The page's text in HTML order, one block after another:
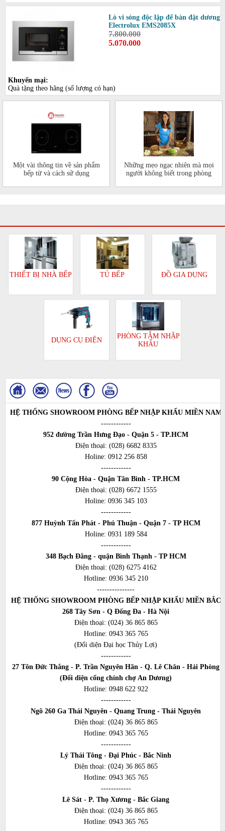
Lò vi sóng độc lập để bàn đặt dương
Electrolux EMS2085X
7.800.000
5.070.000
Khuyến mại:
Quà tặng theo hãng (số lượng có hạn)
Một vài thông tin về sản phẩm
bếp từ và cách sử dụng
Những mẹo ngạc nhiên mà mọi
người không biết trong phòng
THIẾT BỊ NHÀ BẾP TỦ BẾP ĐỒ GIA DỤNG
DỤNG CỤ ĐIỆN
PHÒNG TẮM NHẬP
KHẨU
HỆ THỐNG SHOWROOM PHÒNG BẾP NHẬP KHẨU MIỀN NAM
------------
952 đường Trần Hưng Đạo - Quận 5 - TP.HCM
Điện thoại: (028) 6682 8335
Holine: 0912 256 858
------------
90 Cộng Hòa - Quận Tân Bình - TP.HCM
Điện thoại: (028) 6672 1555
Holine: 0936 345 103
------------
877 Huỳnh Tấn Phát - Phú Thuận - Quận 7 - TP HCM
Holine: 0931 189 584
------------
348 Bạch Đằng - quận Bình Thạnh - TP HCM
Điện thoại: (028) 6275 4162
Hotline: 0936 345 210
---------------
HỆ THỐNG SHOWROOM PHÒNG BẾP NHẬP KHẨU MIỀN BẮC
268 Tây Sơn - Q Đống Đa - Hà Nội
Điện thoại: (024) 36 865 865
Hotline: 0943 365 765
(Đối diện Đại học Thủy Lợi)
------------
27 Tôn Đức Thắng - P. Trần Nguyên Hãn - Q. Lê Chân - Hải Phòng
(Đối diện cổng chính chợ An Dương)
Hotline: 0948 622 922
------------
Ngõ 260 Ga Thái Nguyên - Quang Trung - Thái Nguyên
Điện thoại: (024) 36 865 865
Hotline: 0943 365 765
------------
Lý Thái Tông - Đại Phúc - Bắc Ninh
Điện thoại: (024) 36 865 865
Hotline: 0943 365 765
------------
Lê Sát - P. Thọ Xương - Bắc Giang
Điện thoại: (024) 36 865 865
Hotline: 0943 365 765